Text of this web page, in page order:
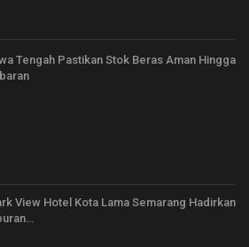
Tengah Pastikan Stok Beras Aman Hingga
View Hotel Kota Lama Semarang Hadirkan